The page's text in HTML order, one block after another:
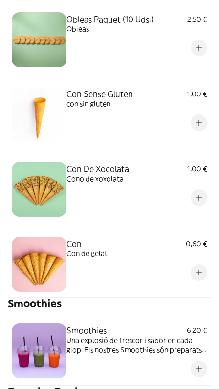
Obleas Paquet (10 Uds.)
2,50 €
Obleas
Con Sense Gluten
1,00 €
con sin gluten
Con De Xocolata
1,00 €
Cono de xoxolata
Con
0,60 €
Con de gelat
Smoothies
Smoothies
6,20 €
Una explosió de frescor i sabor en cada
glop. Els nostres Smoothies són preparats